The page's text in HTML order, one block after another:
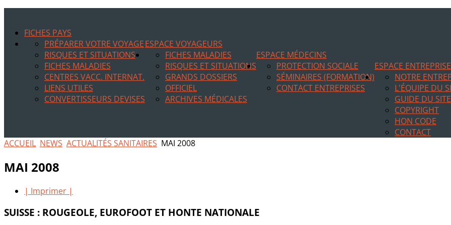
FICHES PAYS
ESPACE VOYAGEURS
PRÉPARER VOTRE VOYAGE
RISQUES ET SITUATIONS
FICHES MALADIES
CENTRES VACC. INTERNAT.
LIENS UTILES
CONVERTISSEURS DEVISES
ESPACE MÉDECINS
FICHES MALADIES
RISQUES ET SITUATIONS
GRANDS DOSSIERS
OFFICIEL
ARCHIVES MÉDICALES
ESPACE
PROTECTION SOCIALE
SÉMINAIRES (FORMATION)
CONTACT ENTREPRISES
NOTRE
L'ÉQUIPE DU
GUIDE DU SITE
COPYRIGHT
HON CODE
CONTACT
ACCUEIL NEWS ACTUALITÉS SANITAIRES MAI 2008
MAI 2008
| Imprimer |
SUISSE : ROUGEOLE, EUROFOOT ET HONTE NATIONALE